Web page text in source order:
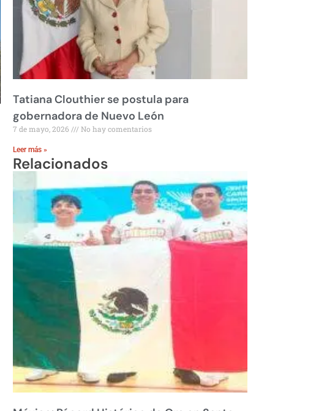
Tatiana Clouthier se postula para
gobernadora de Nuevo León
7 de mayo, 2026 No hay comentarios
Leer más »
Relacionados